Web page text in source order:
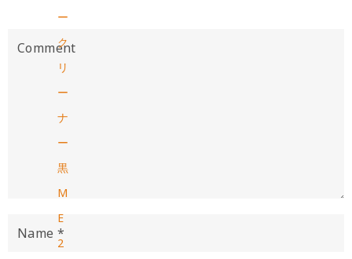
ー
ク
リ
ー
ナ
ー
黒
M
E
2